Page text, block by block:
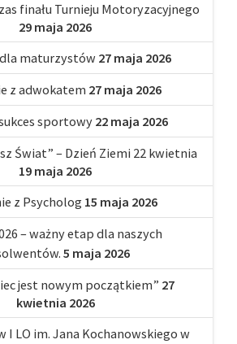
finału Turnieju Motoryzacyjnego
29 maja 2026
maturzystów 27 maja 2026
z adwokatem 27 maja 2026
sportowy 22 maja 2026
Świat” – Dzień Ziemi 22 kwietnia
19 maja 2026
z Psycholog 15 maja 2026
– ważny etap dla naszych
5 maja 2026
jest nowym początkiem” 27
kwietnia 2026
I LO im. Jana Kochanowskiego w